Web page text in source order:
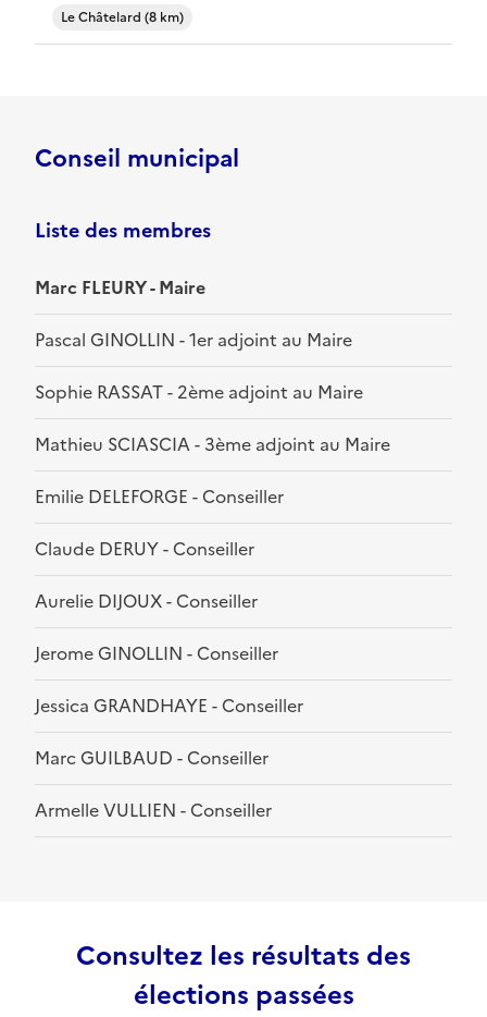
Le Châtelard (8 km)
Conseil municipal
Liste des membres
Marc FLEURY - Maire
Pascal GINOLLIN - 1er adjoint au Maire
Sophie RASSAT - 2ème adjoint au Maire
Mathieu SCIASCIA - 3ème adjoint au Maire
Emilie DELEFORGE - Conseiller
Claude DERUY - Conseiller
Aurelie DIJOUX - Conseiller
Jerome GINOLLIN - Conseiller
Jessica GRANDHAYE - Conseiller
Marc GUILBAUD - Conseiller
Armelle VULLIEN - Conseiller
Consultez les résultats des
élections passées